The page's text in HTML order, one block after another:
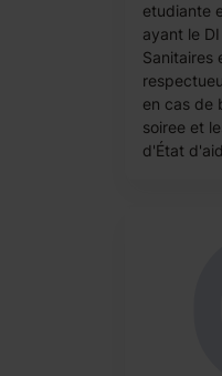
etudiante
ayant le
Sanitaires
en cas de
soiree et
d'État